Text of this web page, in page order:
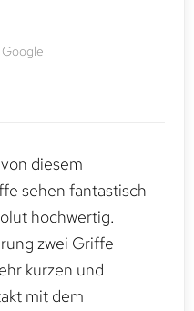
Google
diesem
sehen fantastisch
hochwertig.
zwei Griffe
kurzen und
mit dem